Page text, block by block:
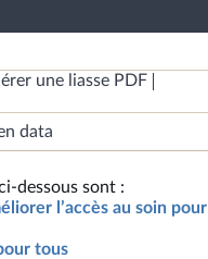
une liasse PDF
data
dessous sont :
l’accès au soin pour
tous